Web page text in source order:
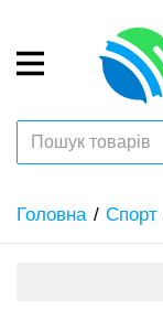
Головна Спорт